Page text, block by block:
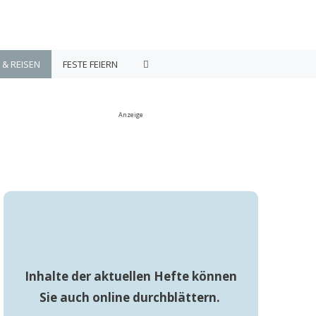
REISEN FESTE FEIERN
Anzeige
Inhalte der aktuellen Hefte können
Sie auch online durchblättern.